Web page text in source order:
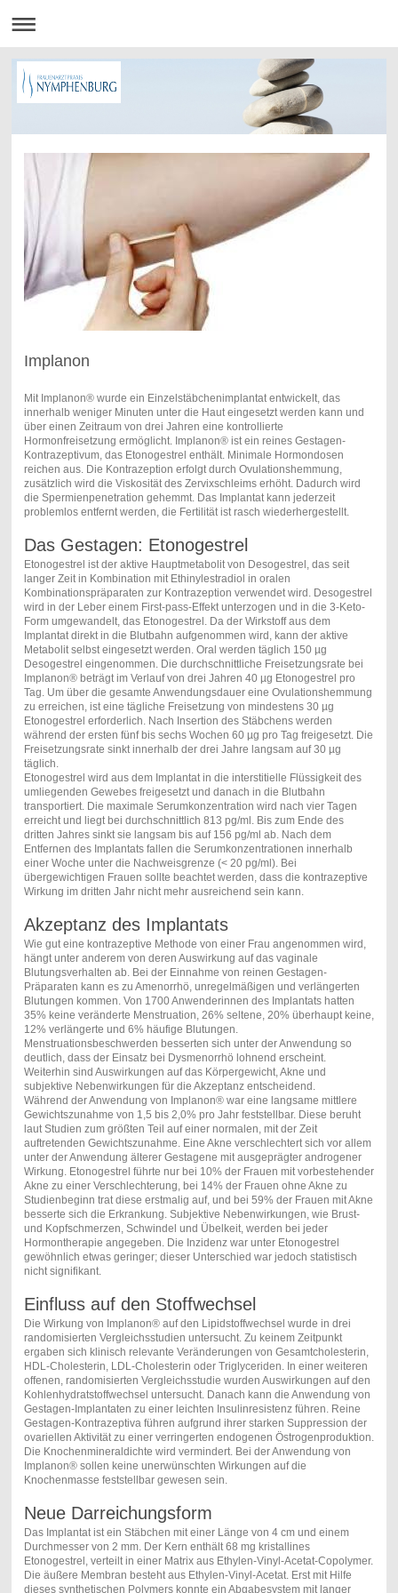
Implanon
Mit Implanon® wurde ein Einzelstäbchenimplantat entwickelt, das
innerhalb weniger Minuten unter die Haut eingesetzt werden kann und
über einen Zeitraum von drei Jahren eine kontrollierte
Hormonfreisetzung ermöglicht. Implanon® ist ein reines Gestagen-
Kontrazeptivum, das Etonogestrel enthält. Minimale Hormondosen
reichen aus. Die Kontrazeption erfolgt durch Ovulationshemmung,
zusätzlich wird die Viskosität des Zervixschleims erhöht. Dadurch wird
die Spermienpenetration gehemmt. Das Implantat kann jederzeit
problemlos entfernt werden, die Fertilität ist rasch wiederhergestellt.
Das Gestagen: Etonogestrel
Etonogestrel ist der aktive Hauptmetabolit von Desogestrel, das seit
langer Zeit in Kombination mit Ethinylestradiol in oralen
Kombinationspräparaten zur Kontrazeption verwendet wird. Desogestrel
wird in der Leber einem First-pass-Effekt unterzogen und in die 3-Keto-
Form umgewandelt, das Etonogestrel. Da der Wirkstoff aus dem
Implantat direkt in die Blutbahn aufgenommen wird, kann der aktive
Metabolit selbst eingesetzt werden. Oral werden täglich 150 µg
Desogestrel eingenommen. Die durchschnittliche Freisetzungsrate bei
Implanon® beträgt im Verlauf von drei Jahren 40 µg Etonogestrel pro
Tag. Um über die gesamte Anwendungsdauer eine Ovulationshemmung
zu erreichen, ist eine tägliche Freisetzung von mindestens 30 µg
Etonogestrel erforderlich. Nach Insertion des Stäbchens werden
während der ersten fünf bis sechs Wochen 60 µg pro Tag freigesetzt. Die
Freisetzungsrate sinkt innerhalb der drei Jahre langsam auf 30 µg
täglich.
Etonogestrel wird aus dem Implantat in die interstitielle Flüssigkeit des
umliegenden Gewebes freigesetzt und danach in die Blutbahn
transportiert. Die maximale Serumkonzentration wird nach vier Tagen
erreicht und liegt bei durchschnittlich 813 pg/ml. Bis zum Ende des
dritten Jahres sinkt sie langsam bis auf 156 pg/ml ab. Nach dem
Entfernen des Implantats fallen die Serumkonzentrationen innerhalb
einer Woche unter die Nachweisgrenze (< 20 pg/ml). Bei
übergewichtigen Frauen sollte beachtet werden, dass die kontrazeptive
Wirkung im dritten Jahr nicht mehr ausreichend sein kann.
Akzeptanz des Implantats
Wie gut eine kontrazeptive Methode von einer Frau angenommen wird,
hängt unter anderem von deren Auswirkung auf das vaginale
Blutungsverhalten ab. Bei der Einnahme von reinen Gestagen-
Präparaten kann es zu Amenorrhö, unregelmäßigen und verlängerten
Blutungen kommen. Von 1700 Anwenderinnen des Implantats hatten
35% keine veränderte Menstruation, 26% seltene, 20% überhaupt keine,
12% verlängerte und 6% häufige Blutungen.
Menstruationsbeschwerden besserten sich unter der Anwendung so
deutlich, dass der Einsatz bei Dysmenorrhö lohnend erscheint.
Weiterhin sind Auswirkungen auf das Körpergewicht, Akne und
subjektive Nebenwirkungen für die Akzeptanz entscheidend.
Während der Anwendung von Implanon® war eine langsame mittlere
Gewichtszunahme von 1,5 bis 2,0% pro Jahr feststellbar. Diese beruht
laut Studien zum größten Teil auf einer normalen, mit der Zeit
auftretenden Gewichtszunahme. Eine Akne verschlechtert sich vor allem
unter der Anwendung älterer Gestagene mit ausgeprägter androgener
Wirkung. Etonogestrel führte nur bei 10% der Frauen mit vorbestehender
Akne zu einer Verschlechterung, bei 14% der Frauen ohne Akne zu
Studienbeginn trat diese erstmalig auf, und bei 59% der Frauen mit Akne
besserte sich die Erkrankung. Subjektive Nebenwirkungen, wie Brust-
und Kopfschmerzen, Schwindel und Übelkeit, werden bei jeder
Hormontherapie angegeben. Die Inzidenz war unter Etonogestrel
gewöhnlich etwas geringer; dieser Unterschied war jedoch statistisch
nicht signifikant.
Einfluss auf den Stoffwechsel
Die Wirkung von Implanon® auf den Lipidstoffwechsel wurde in drei
randomisierten Vergleichsstudien untersucht. Zu keinem Zeitpunkt
ergaben sich klinisch relevante Veränderungen von Gesamtcholesterin,
HDL-Cholesterin, LDL-Cholesterin oder Triglyceriden. In einer weiteren
offenen, randomisierten Vergleichsstudie wurden Auswirkungen auf den
Kohlenhydratstoffwechsel untersucht. Danach kann die Anwendung von
Gestagen-Implantaten zu einer leichten Insulinresistenz führen. Reine
Gestagen-Kontrazeptiva führen aufgrund ihrer starken Suppression der
ovariellen Aktivität zu einer verringerten endogenen Östrogenproduktion.
Die Knochenmineraldichte wird vermindert. Bei der Anwendung von
Implanon® sollen keine unerwünschten Wirkungen auf die
Knochenmasse feststellbar gewesen sein.
Neue Darreichungsform
Das Implantat ist ein Stäbchen mit einer Länge von 4 cm und einem
Durchmesser von 2 mm. Der Kern enthält 68 mg kristallines
Etonogestrel, verteilt in einer Matrix aus Ethylen-Vinyl-Acetat-Copolymer.
Die äußere Membran besteht aus Ethylen-Vinyl-Acetat. Erst mit Hilfe
dieses synthetischen Polymers konnte ein Abgabesystem mit langer